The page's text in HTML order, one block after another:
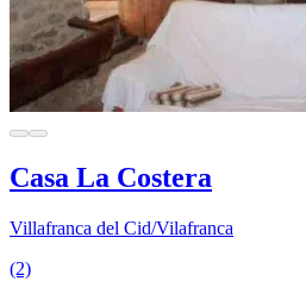
Casa La Costera
Villafranca del Cid/Vilafranca
(2)